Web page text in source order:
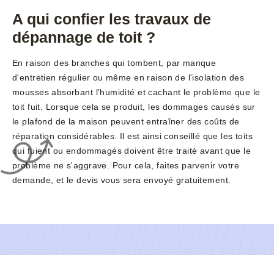
A qui confier les travaux de
dépannage de toit ?
En raison des branches qui tombent, par manque
d'entretien régulier ou même en raison de l'isolation des
mousses absorbant l'humidité et cachant le problème que le
toit fuit. Lorsque cela se produit, les dommages causés sur
le plafond de la maison peuvent entraîner des coûts de
réparation considérables. Il est ainsi conseillé que les toits
qui fuient ou endommagés doivent être traité avant que le
problème ne s'aggrave. Pour cela, faites parvenir votre
demande, et le devis vous sera envoyé gratuitement.